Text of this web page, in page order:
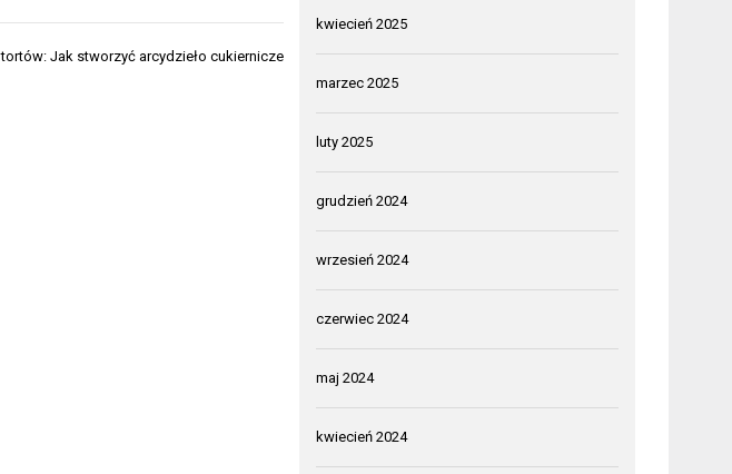
Jak stworzyć arcydzieło cukiernicze
kwiecień 2025
marzec 2025
luty 2025
grudzień 2024
wrzesień 2024
czerwiec 2024
maj 2024
kwiecień 2024